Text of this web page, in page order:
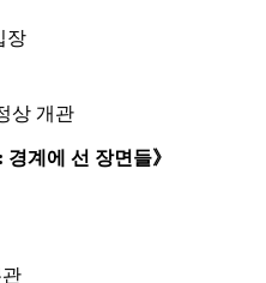
장
상 개관
계에 선 장면들》